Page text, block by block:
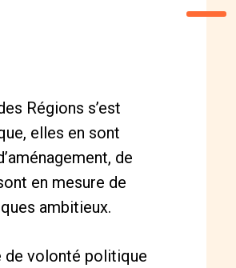
Régions s’est
elles en sont
de
en mesure de
ambitieux.
de volonté politique